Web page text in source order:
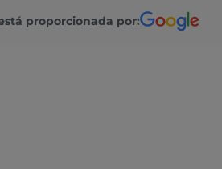
proporcionada por: